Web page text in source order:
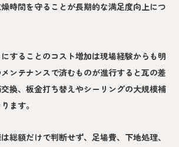
時間を守ることが長期的な満足度向上につ
することのコスト増加は現場経験からも明
ンテナンスで済むものが進行すると瓦の差
換、板金打ち替えやシーリングの大規模補
ます。
総額だけで判断せず、足場費、下地処理、